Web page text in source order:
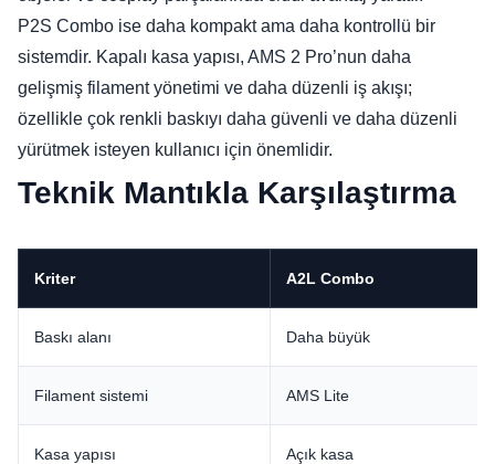
P2S Combo ise daha kompakt ama daha kontrollü bir
sistemdir. Kapalı kasa yapısı, AMS 2 Pro’nun daha
gelişmiş filament yönetimi ve daha düzenli iş akışı;
özellikle çok renkli baskıyı daha güvenli ve daha düzenli
yürütmek isteyen kullanıcı için önemlidir.
Teknik Mantıkla Karşılaştırma
Kriter A2L Combo
Baskı alanı Daha büyük
Filament sistemi AMS Lite
Kasa yapısı Açık kasa